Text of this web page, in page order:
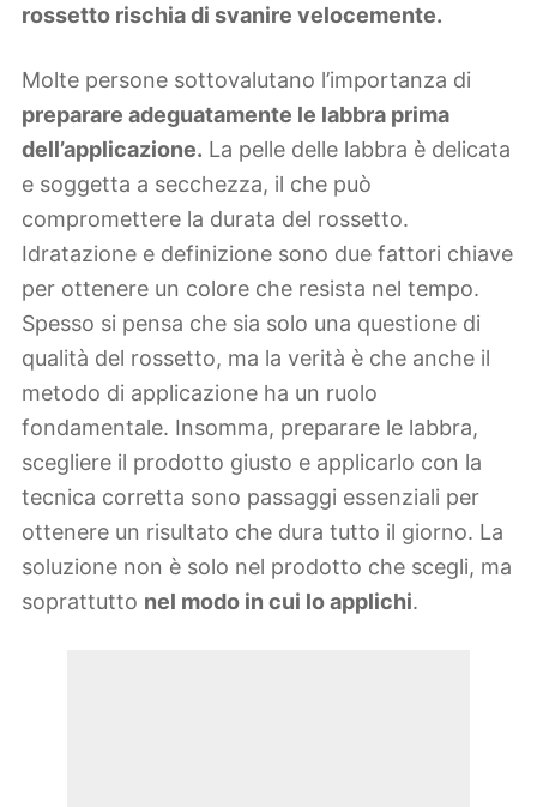
rossetto rischia di svanire velocemente.
Molte persone sottovalutano l’importanza di
preparare adeguatamente le labbra prima
dell’applicazione. La pelle delle labbra è delicata
e soggetta a secchezza, il che può
compromettere la durata del rossetto.
Idratazione e definizione sono due fattori chiave
per ottenere un colore che resista nel tempo.
Spesso si pensa che sia solo una questione di
qualità del rossetto, ma la verità è che anche il
metodo di applicazione ha un ruolo
fondamentale. Insomma, preparare le labbra,
scegliere il prodotto giusto e applicarlo con la
tecnica corretta sono passaggi essenziali per
ottenere un risultato che dura tutto il giorno. La
soluzione non è solo nel prodotto che scegli, ma
soprattutto nel modo in cui lo applichi.